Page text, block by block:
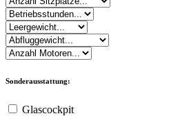
Sonderausstattung:
Glascockpit